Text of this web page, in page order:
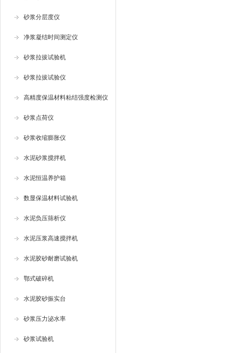
砂浆分层度仪
净浆凝结时间测定仪
砂浆拉拔试验机
砂浆拉拔试验仪
高精度保温材料粘结强度检测仪
砂浆点荷仪
砂浆收缩膨胀仪
水泥砂浆搅拌机
水泥恒温养护箱
数显保温材料试验机
水泥负压筛析仪
水泥压浆高速搅拌机
水泥胶砂耐磨试验机
鄂式破碎机
水泥胶砂振实台
砂浆压力泌水率
砂浆试验机